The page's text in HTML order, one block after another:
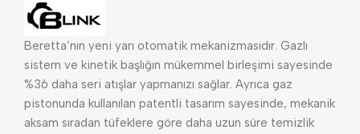
Beretta’nın yeni yarı otomatik mekanizmasıdır. Gazlı
sistem ve kinetik başlığın mükemmel birleşimi sayesinde
%36 daha seri atışlar yapmanızı sağlar. Ayrıca gaz
pistonunda kullanılan patentli tasarım sayesinde, mekanik
aksam sıradan tüfeklere göre daha uzun süre temizlik